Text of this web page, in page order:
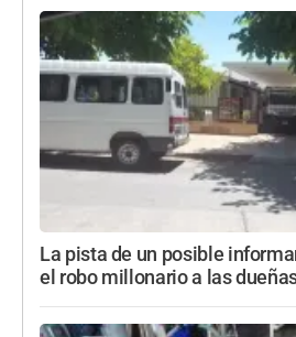
La pista de un posible
el robo millonario a las